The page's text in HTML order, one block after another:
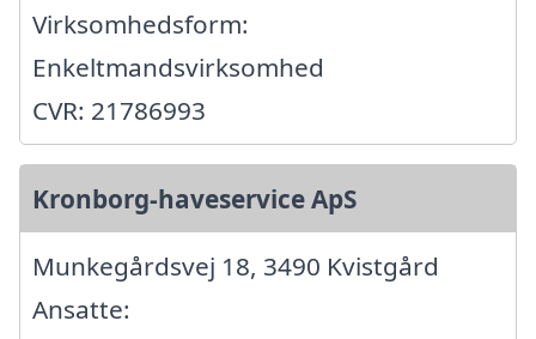
Virksomhedsform:
Enkeltmandsvirksomhed
CVR: 21786993
Kronborg-haveservice ApS
Munkegårdsvej 18, 3490 Kvistgård
Ansatte: